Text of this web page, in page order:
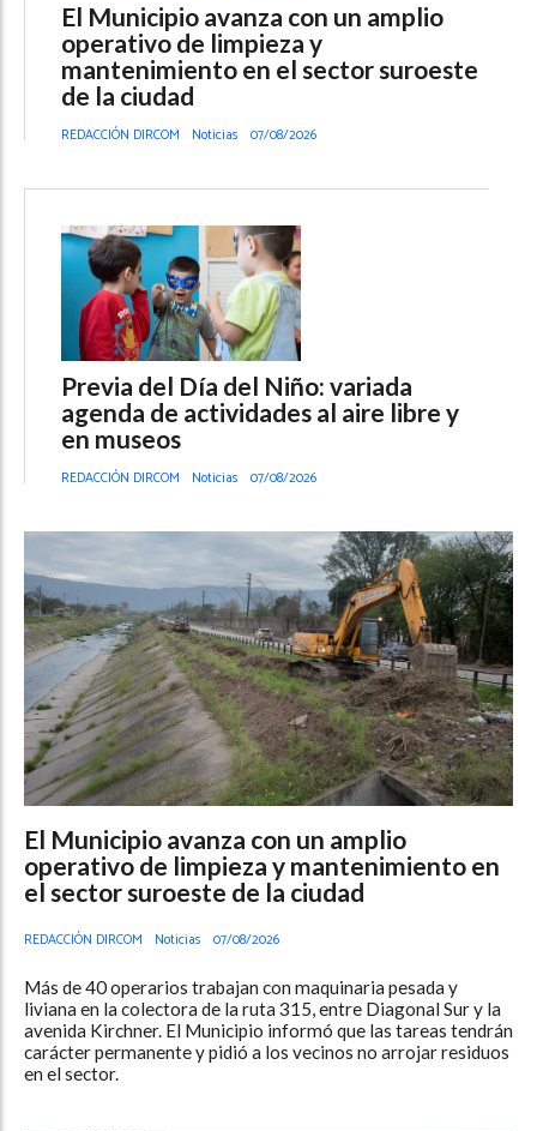
El Municipio avanza con un amplio
operativo de limpieza y
mantenimiento en el sector suroeste
de la ciudad
REDACCIÓN DIRCOM Noticias 07/08/2026
Previa del Día del Niño: variada
agenda de actividades al aire libre y
en museos
REDACCIÓN DIRCOM Noticias 07/08/2026
El Municipio avanza con un amplio
operativo de limpieza y mantenimiento en
el sector suroeste de la ciudad
REDACCIÓN DIRCOM Noticias 07/08/2026
Más de 40 operarios trabajan con maquinaria pesada y
liviana en la colectora de la ruta 315, entre Diagonal Sur y la
avenida Kirchner. El Municipio informó que las tareas tendrán
carácter permanente y pidió a los vecinos no arrojar residuos
en el sector.